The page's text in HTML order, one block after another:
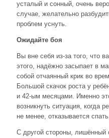
усталый и сонный, очень
случае, желательно
проблем уснуть.
Ожидайте боя
Вы вне себя из-за того, что
этого, надёжно засыпает в
собой отчаянный крик во
Большой скачок роста у
и 42-ым месяцами. Именно
возникнуть ситуация, когда
не менее, отказывается
С другой стороны, лишённый